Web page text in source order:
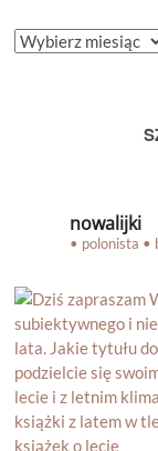
ARCHIWUM
nowalijki
• polonista •